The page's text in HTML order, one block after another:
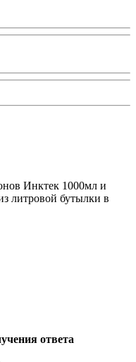
Инктек 1000мл и
литровой бутылки в
ответа